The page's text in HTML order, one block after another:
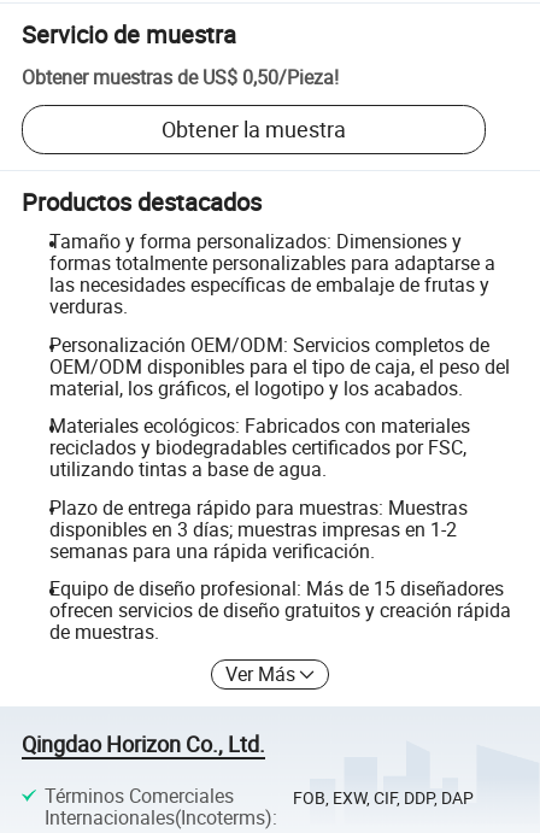
Servicio de muestra
Obtener muestras de US$ 0,50/Pieza!
Obtener la muestra
Productos destacados
Tamaño y forma personalizados: Dimensiones y
formas totalmente personalizables para adaptarse a
las necesidades específicas de embalaje de frutas y
verduras.
Personalización OEM/ODM: Servicios completos de
OEM/ODM disponibles para el tipo de caja, el peso del
material, los gráficos, el logotipo y los acabados.
Materiales ecológicos: Fabricados con materiales
reciclados y biodegradables certificados por FSC,
utilizando tintas a base de agua.
Plazo de entrega rápido para muestras: Muestras
disponibles en 3 días; muestras impresas en 1-2
semanas para una rápida verificación.
Equipo de diseño profesional: Más de 15 diseñadores
ofrecen servicios de diseño gratuitos y creación rápida
de muestras.
Ver Más
Qingdao Horizon Co., Ltd.
Términos Comerciales
Internacionales(Incoterms):
FOB, EXW, CIF, DDP, DAP